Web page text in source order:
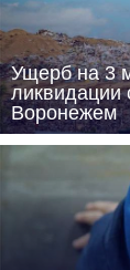
Ущерб на 3
ликвидации
Воронежем